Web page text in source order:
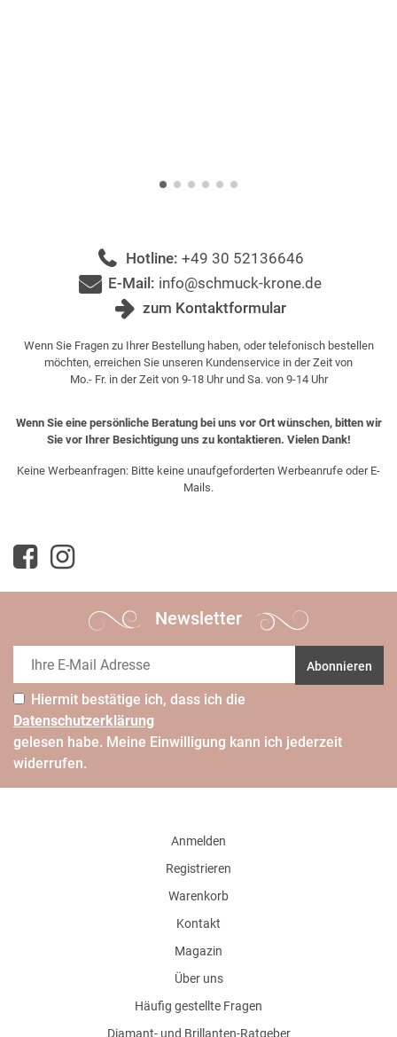
Hotline: +49 30 52136646
E-Mail: info@schmuck-krone.de
zum Kontaktformular
Wenn Sie Fragen zu Ihrer Bestellung haben, oder telefonisch bestellen
möchten, erreichen Sie unseren Kundenservice in der Zeit von
Mo.- Fr. in der Zeit von 9-18 Uhr und Sa. von 9-14 Uhr
Wenn Sie eine persönliche Beratung bei uns vor Ort wünschen, bitten wir
Sie vor Ihrer Besichtigung uns zu kontaktieren. Vielen Dank!
Keine Werbeanfragen: Bitte keine unaufgeforderten Werbeanrufe oder E-
Mails.
Newsletter
Abonnieren
Hiermit bestätige ich, dass ich die
Daten­schutz­erklärung
gelesen habe. Meine Einwilligung kann ich jederzeit
widerrufen.
Anmelden
Registrieren
Warenkorb
Kontakt
Magazin
Über uns
Häufig gestellte Fragen
Diamant- und Brillanten-Ratgeber